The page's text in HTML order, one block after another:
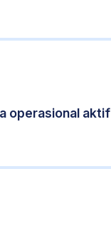
operasional aktif